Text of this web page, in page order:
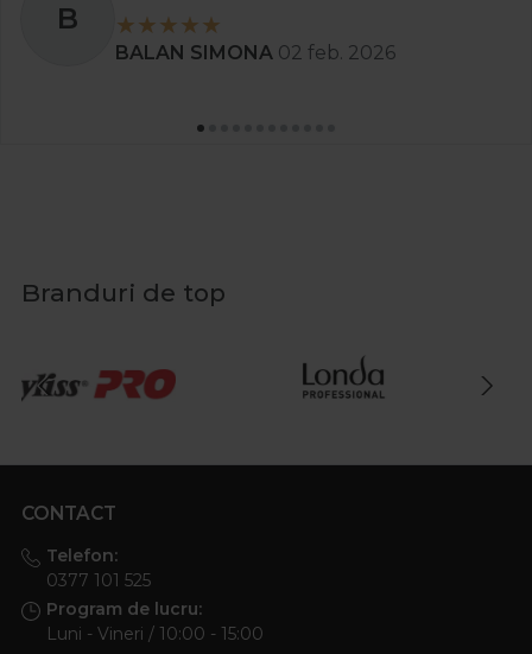
B
BALAN SIMONA 02 feb. 2026
Branduri de top
CONTACT
Telefon:
0377 101 525
Program de lucru:
Luni - Vineri / 10:00 - 15:00